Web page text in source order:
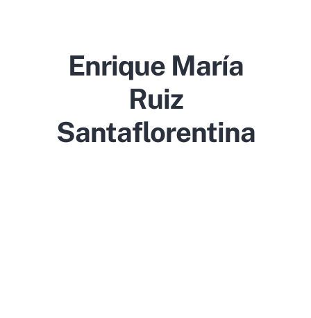
Enrique María
Ruiz
Santaflorentina